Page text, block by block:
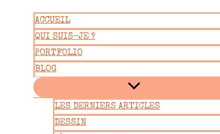
contenu
ACCUEIL
QUI SUIS-JE ?
PORTFOLIO
BLOG
LES DERNIERS ARTICLES
DESSIN